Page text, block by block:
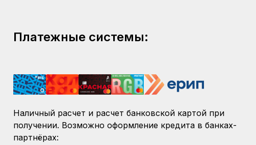
Платежные системы:
Наличный расчет и расчет банковской картой при
получении. Возможно оформление кредита в банках-
партнёрах: